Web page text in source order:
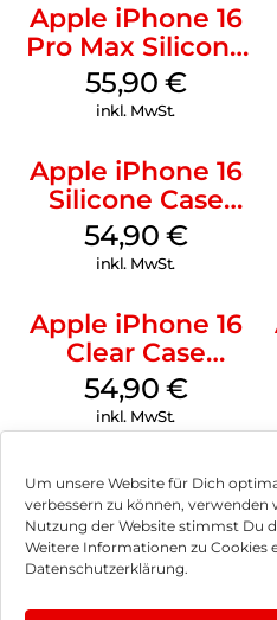
Um unsere Website für Dich
verbessern zu können, verwenden
Nutzung der Website stimmst Du
Weitere Informationen zu Cookies
Datenschutzerklärung.
Apple iPhone 16
Pro Max Silicone
Case MagSafe
Stone Gray
55,90 €
inkl. MwSt.
Apple iPhone 16
Silicone Case
MagSafe Black
54,90 €
inkl. MwSt.
Apple iPhone 16
Clear Case
MagSafe
Transparent
54,90 €
inkl. MwSt.
Impressum